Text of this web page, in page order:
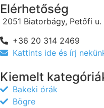
Elérhetőség
2051 Biatorbágy, Petőfi u.
+36 20 314 2469
Kattints ide és írj
Kiemelt
Bakeki órák
Bögre